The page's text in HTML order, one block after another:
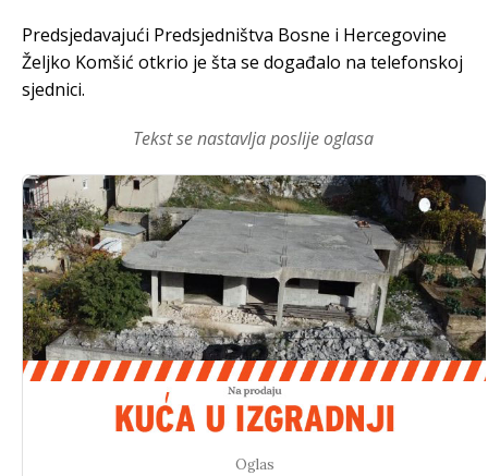
Predsjedavajući Predsjedništva Bosne i Hercegovine
Željko Komšić otkrio je šta se događalo na telefonskoj
sjednici.
Tekst se nastavlja poslije oglasa
Oglas